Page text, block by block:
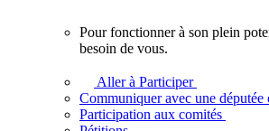
plein
potentiel,
Pour fonctionner à son plein
besoin de vous.
Aller à Participer
Communiquer avec une députée
Participation aux comités